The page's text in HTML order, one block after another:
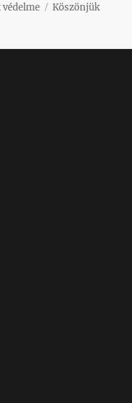
védelme
Köszönjük